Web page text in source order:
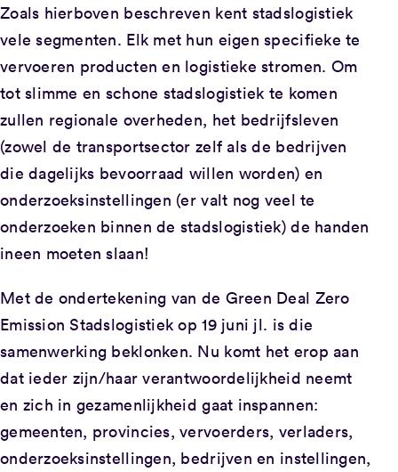
Zoals hierboven beschreven kent stadslogistiek
vele segmenten. Elk met hun eigen specifieke te
vervoeren producten en logistieke stromen. Om
tot slimme en schone stadslogistiek te komen
zullen regionale overheden, het bedrijfsleven
(zowel de transportsector zelf als de bedrijven
die dagelijks bevoorraad willen worden) en
onderzoeksinstellingen (er valt nog veel te
onderzoeken binnen de stadslogistiek) de handen
ineen moeten slaan!
Met de ondertekening van de Green Deal Zero
Emission Stadslogistiek op 19 juni jl. is die
samenwerking beklonken. Nu komt het erop aan
dat ieder zijn/haar verantwoordelijkheid neemt
en zich in gezamenlijkheid gaat inspannen:
gemeenten, provincies, vervoerders, verladers,
onderzoeksinstellingen, bedrijven en instellingen,